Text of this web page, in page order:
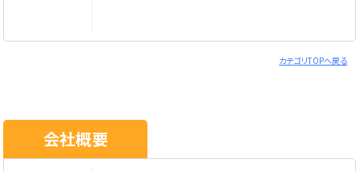
カテゴリTOPへ戻る
会社概要